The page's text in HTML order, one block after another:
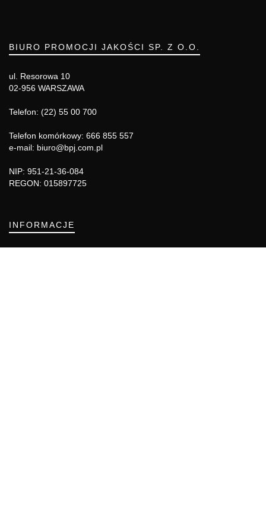
BIURO PROMOCJI JAKOŚCI SP. Z O.O.
ul. Resorowa 10
02-956 WARSZAWA
Telefon: (22) 55 00 700
Telefon komórkowy: 666 855 557
e-mail: biuro@bpj.com.pl
NIP: 951-21-36-084
REGON: 015897725
INFORMACJE